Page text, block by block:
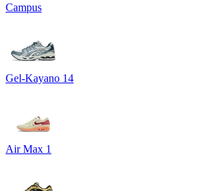
Campus
Gel-Kayano 14
Air Max 1